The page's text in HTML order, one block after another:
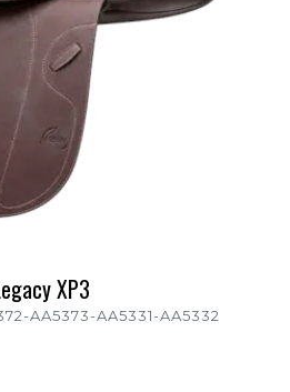
XP3
AA5373-AA5331-AA5332